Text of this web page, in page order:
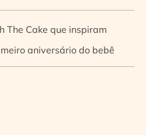
The Cake que inspiram
aniversário do bebê